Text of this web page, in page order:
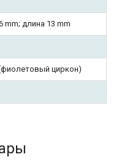
mm; длина 13 mm
циркон)